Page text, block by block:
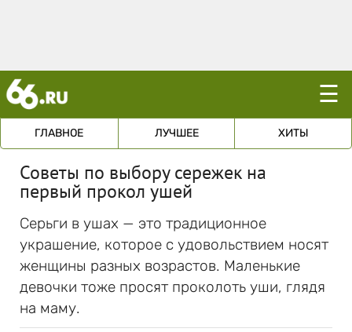
☰
ГЛАВНОЕ ЛУЧШЕЕ ХИТЫ
Советы по выбору сережек на
первый прокол ушей
Серьги в ушах — это традиционное
украшение, которое с удовольствием носят
женщины разных возрастов. Маленькие
девочки тоже просят проколоть уши, глядя
на маму.